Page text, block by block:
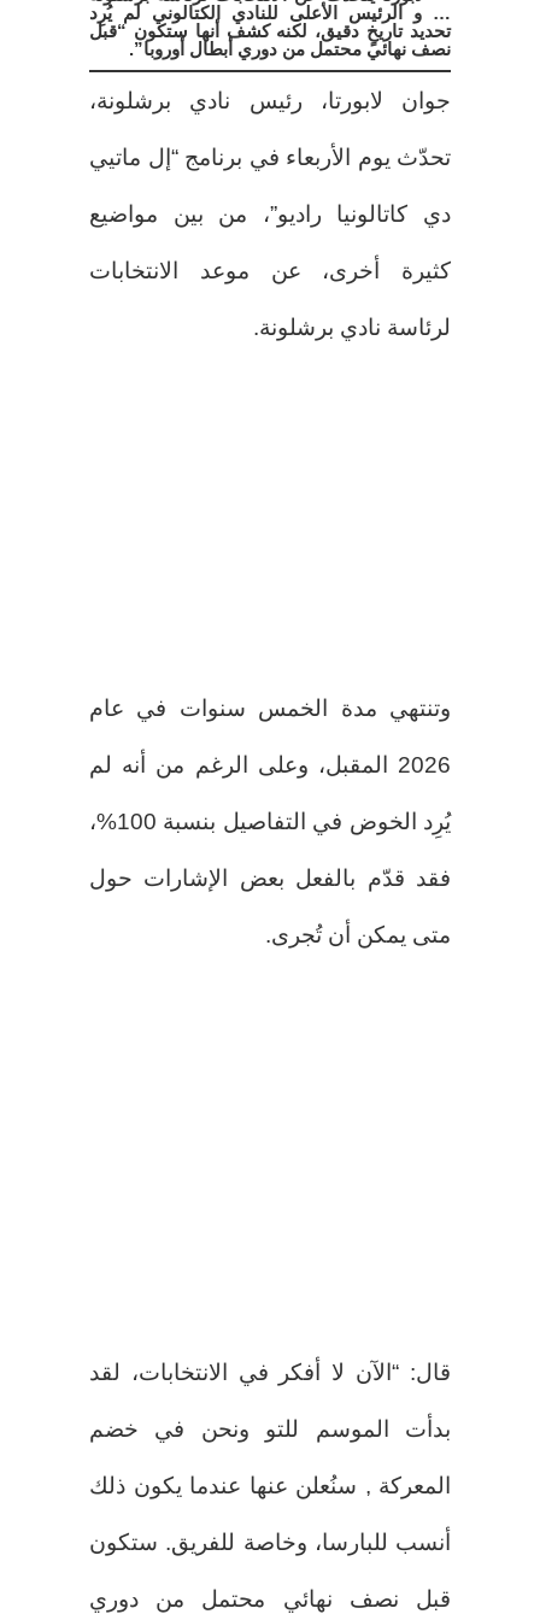
… و الرئيس الأعلى للنادي الكتالوني لم يُرِد
تحديد تاريخٍ دقيق، لكنه كشف أنها ستكون “قبل
نصف نهائي محتمل من دوري أبطال أوروبا”.
جوان لابورتا، رئيس نادي برشلونة،
تحدّث يوم الأربعاء في برنامج “إل ماتيي
دي كاتالونيا راديو”، من بين مواضيع
كثيرة أخرى، عن موعد الانتخابات
لرئاسة نادي برشلونة.
وتنتهي مدة الخمس سنوات في عام
2026 المقبل، وعلى الرغم من أنه لم
يُرِد الخوض في التفاصيل بنسبة 100%،
فقد قدّم بالفعل بعض الإشارات حول
متى يمكن أن تُجرى.
قال: “الآن لا أفكر في الانتخابات، لقد
بدأت الموسم للتو ونحن في خضم
المعركة , سنُعلن عنها عندما يكون ذلك
أنسب للبارسا، وخاصة للفريق. ستكون
قبل نصف نهائي محتمل من دوري